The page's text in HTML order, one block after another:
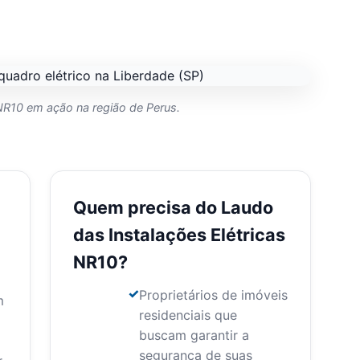
em ação na região de Perus.
Quem precisa do Laudo
das Instalações Elétricas
NR10?
Proprietários de imóveis
residenciais que
buscam garantir a
segurança de suas